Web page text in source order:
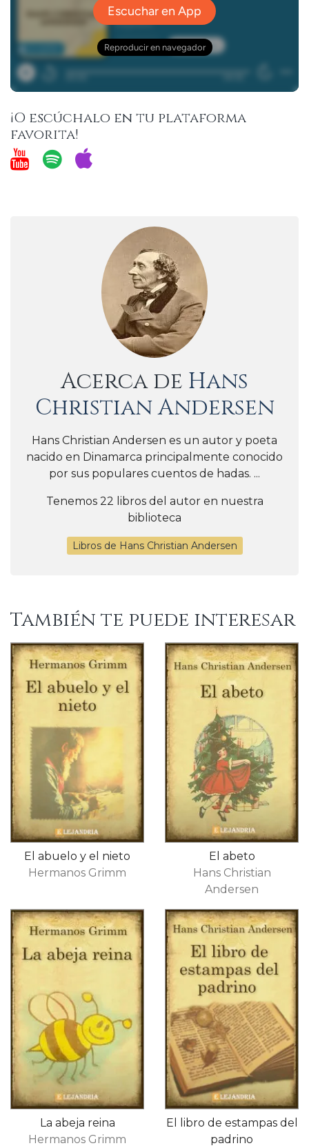
¡O escúchalo en tu plataforma
favorita!
Acerca de Hans
Christian Andersen
Hans Christian Andersen es un autor y poeta
nacido en Dinamarca principalmente conocido
por sus populares cuentos de hadas. ...
Tenemos 22 libros del autor en nuestra
biblioteca
Libros de Hans Christian Andersen
También te puede interesar
El abuelo y el nieto
Hermanos Grimm
El abeto
Hans Christian
Andersen
La abeja reina
Hermanos Grimm
El libro de estampas del
padrino